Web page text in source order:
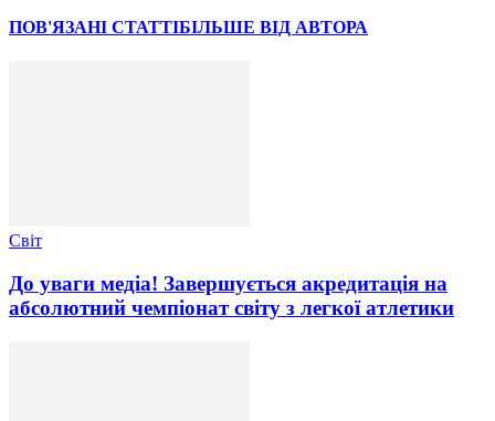
ПОВ'ЯЗАНІ СТАТТІБІЛЬШЕ ВІД АВТОРА
Світ
До уваги медіа! Завершується акредитація на
абсолютний чемпіонат світу з легкої атлетики